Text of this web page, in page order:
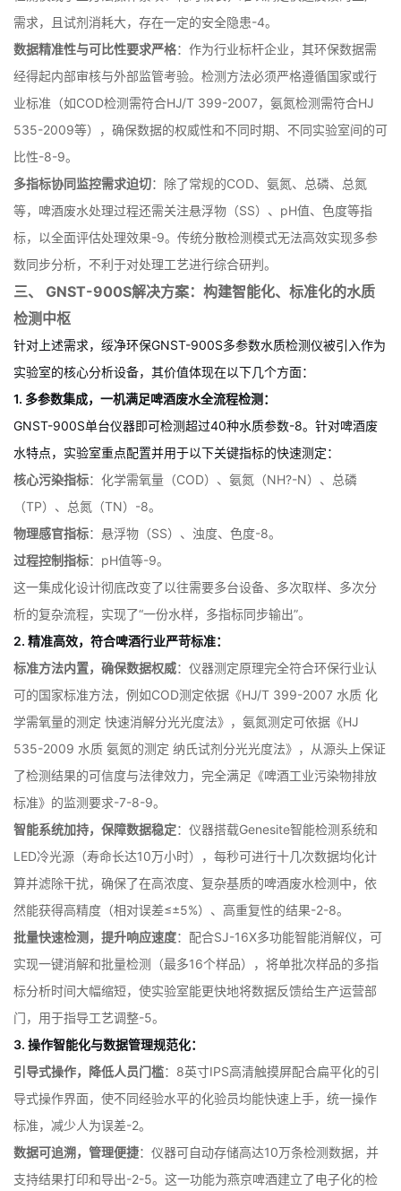
需求，且试剂消耗大，存在一定的安全隐患-4。
数据精准性与可比性要求严格：作为行业标杆企业，其环保数据需
经得起内部审核与外部监管考验。检测方法必须严格遵循国家或行
业标准（如COD检测需符合HJ/T 399-2007，氨氮检测需符合HJ
535-2009等），确保数据的权威性和不同时期、不同实验室间的可
比性-8-9。
多指标协同监控需求迫切：除了常规的COD、氨氮、总磷、总氮
等，啤酒废水处理过程还需关注悬浮物（SS）、pH值、色度等指
标，以全面评估处理效果-9。传统分散检测模式无法高效实现多参
数同步分析，不利于对处理工艺进行综合研判。
三、 GNST-900S解决方案：构建智能化、标准化的水质
检测中枢
针对上述需求，绥净环保GNST-900S多参数水质检测仪被引入作为
实验室的核心分析设备，其价值体现在以下几个方面：
1. 多参数集成，一机满足啤酒废水全流程检测：
GNST-900S单台仪器即可检测超过40种水质参数-8。针对啤酒废
水特点，实验室重点配置并用于以下关键指标的快速测定：
核心污染指标：化学需氧量（COD）、氨氮（NH?-N）、总磷
（TP）、总氮（TN） -8。
物理感官指标：悬浮物（SS）、浊度、色度-8。
过程控制指标：pH值等-9。
这一集成化设计彻底改变了以往需要多台设备、多次取样、多次分
析的复杂流程，实现了“一份水样，多指标同步输出”。
2. 精准高效，符合啤酒行业严苛标准：
标准方法内置，确保数据权威：仪器测定原理完全符合环保行业认
可的国家标准方法，例如COD测定依据《HJ/T 399-2007 水质 化
学需氧量的测定 快速消解分光光度法》，氨氮测定可依据《HJ
535-2009 水质 氨氮的测定 纳氏试剂分光光度法》，从源头上保证
了检测结果的可信度与法律效力，完全满足《啤酒工业污染物排放
标准》的监测要求-7-8-9。
智能系统加持，保障数据稳定：仪器搭载Genesite智能检测系统和
LED冷光源（寿命长达10万小时），每秒可进行十几次数据均化计
算并滤除干扰，确保了在高浓度、复杂基质的啤酒废水检测中，依
然能获得高精度（相对误差≤±5%）、高重复性的结果-2-8。
批量快速检测，提升响应速度：配合SJ-16X多功能智能消解仪，可
实现一键消解和批量检测（最多16个样品），将单批次样品的多指
标分析时间大幅缩短，使实验室能更快地将数据反馈给生产运营部
门，用于指导工艺调整-5。
3. 操作智能化与数据管理规范化：
引导式操作，降低人员门槛：8英寸IPS高清触摸屏配合扁平化的引
导式操作界面，使不同经验水平的化验员均能快速上手，统一操作
标准，减少人为误差-2。
数据可追溯，管理便捷：仪器可自动存储高达10万条检测数据，并
支持结果打印和导出-2-5。这一功能为燕京啤酒建立了电子化的检